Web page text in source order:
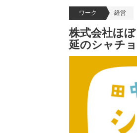
ワーク 経営
株式会社ほ
延のシャチ